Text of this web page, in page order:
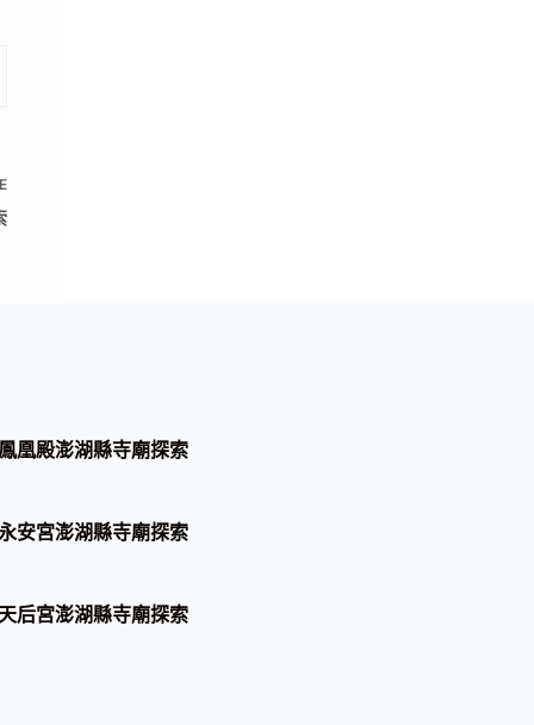
鳳凰殿澎湖縣寺廟探索
安宮澎湖縣寺廟探索
天后宮澎湖縣寺廟探索